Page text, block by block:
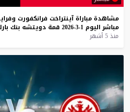
مشاهدة مباراة آينتراخت فرانكفورت
مباشر اليوم 1-3-2026 قمة دويتشه بنك
منذ 5 أشهر